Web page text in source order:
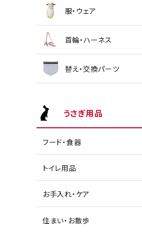
服・ウェア
首輪・ハーネス
替え・交換パーツ
うさぎ用品
フード・食器
トイレ用品
お手入れ・ケア
住まい・お散歩